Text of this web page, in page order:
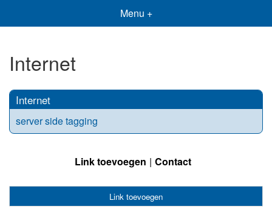
Menu +
Internet
Internet
server side tagging
Link toevoegen Contact
Link toevoegen